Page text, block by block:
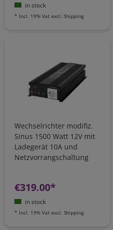
in stock
* Incl. 19% Vat excl. Shipping
Wechselrichter modifiz.
Sinus 1500 Watt 12V mit
Ladegerät 10A und
Netzvorrangschaltung
€319.00*
in stock
* Incl. 19% Vat excl. Shipping